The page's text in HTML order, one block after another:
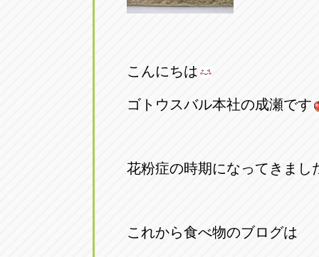
こんにちは
ゴトウスバル本社の成瀬です
花粉症の時期になってきまし
これから食べ物のブログは